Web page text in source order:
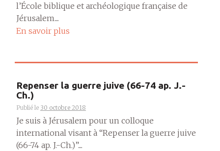
l’École biblique et archéologique française de
Jérusalem....
En savoir plus
Repenser la guerre juive (66-74 ap. J.-
Ch.)
Publié le 30 octobre 2018
Je suis à Jérusalem pour un colloque
international visant à “Repenser la guerre juive
(66-74 ap. J.-Ch.)”....